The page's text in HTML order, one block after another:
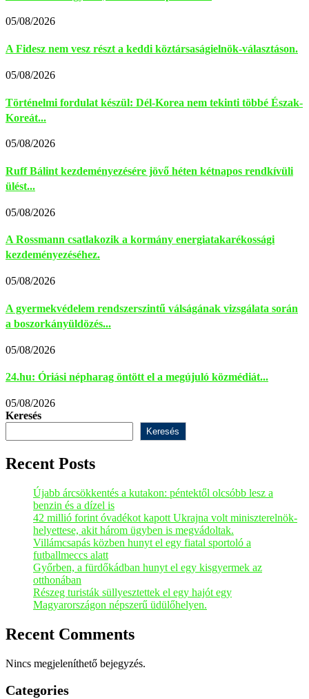
05/08/2026
A Fidesz nem vesz részt a keddi köztársaságielnök-választáson.
05/08/2026
Történelmi fordulat készül: Dél-Korea nem tekinti többé Észak-
Koreát...
05/08/2026
Ruff Bálint kezdeményezésére jövő héten kétnapos rendkívüli
ülést...
05/08/2026
A Rossmann csatlakozik a kormány energiatakarékossági
kezdeményezéséhez.
05/08/2026
A gyermekvédelem rendszerszintű válságának vizsgálata során
a boszorkányüldözés...
05/08/2026
24.hu: Óriási népharag öntött el a megújuló közmédiát...
05/08/2026
Keresés
Keresés
Recent Posts
Újabb árcsökkentés a kutakon: péntektől olcsóbb lesz a
benzin és a dízel is
42 millió forint óvadékot kapott Ukrajna volt miniszterelnök-
helyettese, akit három ügyben is megvádoltak.
Villámcsapás közben hunyt el egy fiatal sportoló a
futballmeccs alatt
Győrben, a fürdőkádban hunyt el egy kisgyermek az
otthonában
Részeg turisták süllyesztettek el egy hajót egy
Magyarországon népszerű üdülőhelyen.
Recent Comments
Nincs megjeleníthető bejegyzés.
Categories